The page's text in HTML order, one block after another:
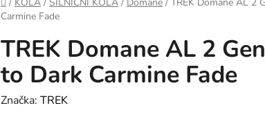
Carmine Fade
TREK Domane AL 2
to Dark Carmine Fade
Značka: TREK